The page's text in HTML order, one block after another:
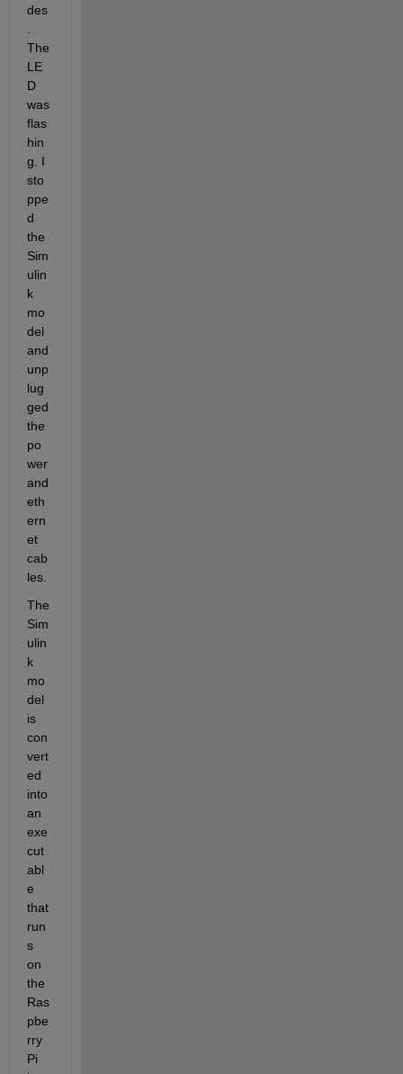
des
The
LE
D
was
flas
hin
g. I
sto
ppe
d
the
Sim
ulin
k
mo
del
and
unp
lug
ged
the
po
wer
and
eth
ern
et
cab
les.
The
Sim
ulin
k
mo
del
is
con
vert
ed
into
an
exe
cut
abl
e
that
run
s
on
the
Ras
pbe
rry
Pi